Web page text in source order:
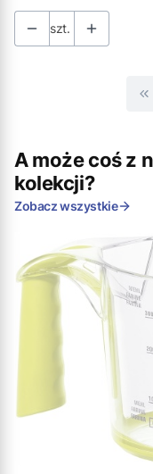
szt.
A może coś z
kolekcji?
Zobacz wszystkie